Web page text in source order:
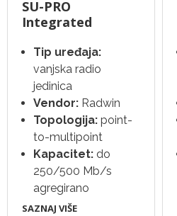
SU-PRO
Integrated
Tip uređaja:
vanjska radio
jedinica
Vendor: Radwin
Topologija: point-
to-multipoint
Kapacitet: do
250/500 Mb/s
agregirano
SAZNAJ VIŠE